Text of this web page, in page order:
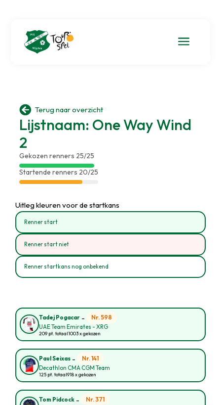
a
 Terug naar overzicht
Lijstnaam: One Way Wind
2
Gekozen renners 25/25
Startende renners 20/25
Uitleg kleuren voor de startkans
Renner start
Renner start niet
Renner startkans nog onbekend
Tadej Pogacar - Nr. 598
UAE Team Emirates - XRG
209 pt. totaal1003 x gekozen
Paul Seixas - Nr. 141
Decathlon CMA CGM Team
125 pt. totaal918 x gekozen
Tom Pidcock - Nr. 371